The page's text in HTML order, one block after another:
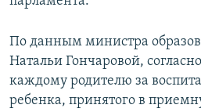
По данным министра
Натальи Гончаровой,
каждому родителю за
ребенка, принятого в